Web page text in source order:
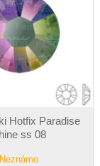
Hotfix Paradise
ss 08
Neznámo